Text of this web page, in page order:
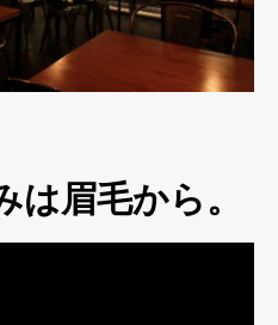
眉毛から。